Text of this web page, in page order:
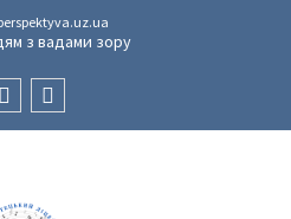
з вадами зору